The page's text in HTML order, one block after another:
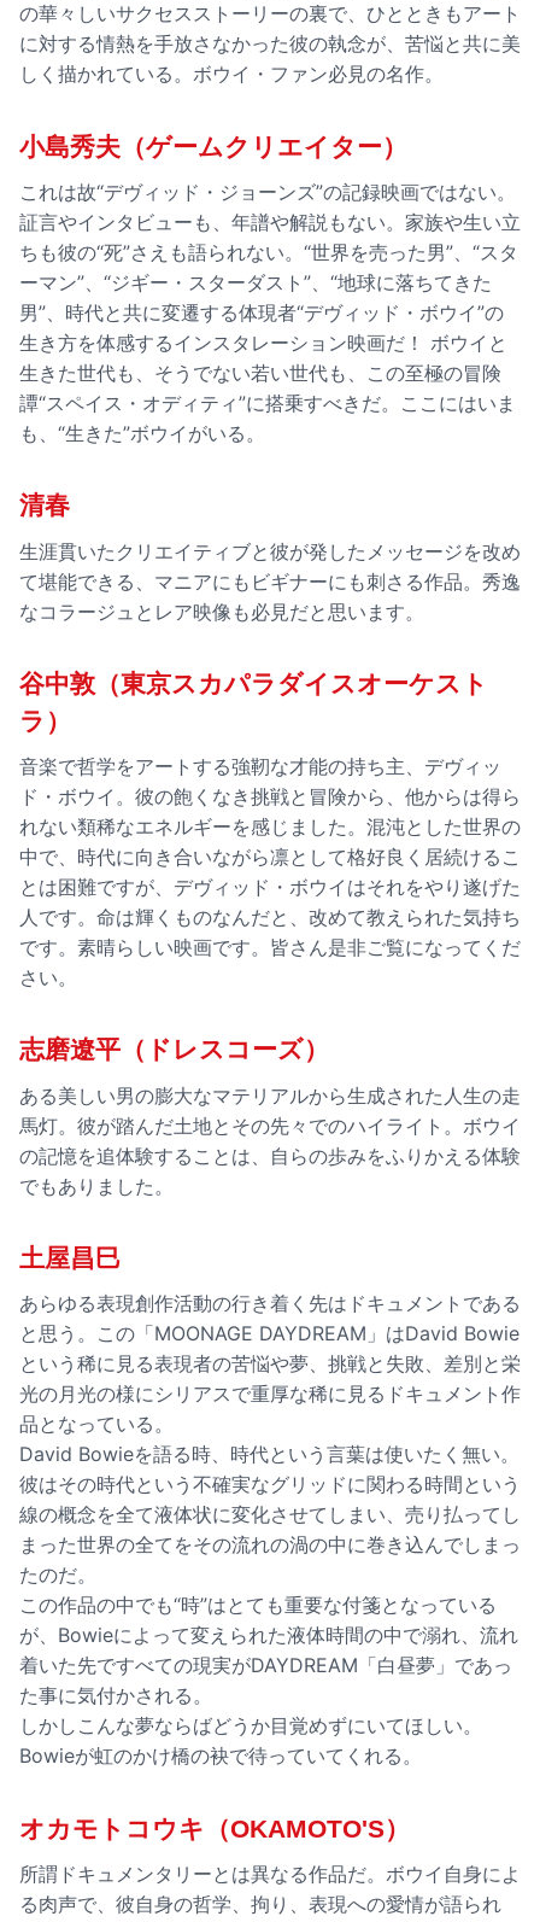
の華々しいサクセスストーリーの裏で、ひとときもアート
に対する情熱を手放さなかった彼の執念が、苦悩と共に美
しく描かれている。ボウイ・ファン必見の名作。
小島秀夫（ゲームクリエイター）
これは故“デヴィッド・ジョーンズ”の記録映画ではない。
証言やインタビューも、年譜や解説もない。家族や生い立
ちも彼の“死”さえも語られない。“世界を売った男”、“スタ
ーマン”、“ジギー・スターダスト”、“地球に落ちてきた
男”、時代と共に変遷する体現者“デヴィッド・ボウイ”の
生き方を体感するインスタレーション映画だ！ ボウイと
生きた世代も、そうでない若い世代も、この至極の冒険
譚“スペイス・オディティ”に搭乗すべきだ。ここにはいま
も、“生きた”ボウイがいる。
清春
生涯貫いたクリエイティブと彼が発したメッセージを改め
て堪能できる、マニアにもビギナーにも刺さる作品。秀逸
なコラージュとレア映像も必見だと思います。
谷中敦（東京スカパラダイスオーケスト
ラ）
音楽で哲学をアートする強靭な才能の持ち主、デヴィッ
ド・ボウイ。彼の飽くなき挑戦と冒険から、他からは得ら
れない類稀なエネルギーを感じました。混沌とした世界の
中で、時代に向き合いながら凛として格好良く居続けるこ
とは困難ですが、デヴィッド・ボウイはそれをやり遂げた
人です。命は輝くものなんだと、改めて教えられた気持ち
です。素晴らしい映画です。皆さん是非ご覧になってくだ
さい。
志磨遼平（ドレスコーズ）
ある美しい男の膨大なマテリアルから生成された人生の走
馬灯。彼が踏んだ土地とその先々でのハイライト。ボウイ
の記憶を追体験することは、自らの歩みをふりかえる体験
でもありました。
土屋昌巳
あらゆる表現創作活動の行き着く先はドキュメントである
と思う。この「MOONAGE DAYDREAM」はDavid Bowie
という稀に見る表現者の苦悩や夢、挑戦と失敗、差別と栄
光の月光の様にシリアスで重厚な稀に見るドキュメント作
品となっている。
David Bowieを語る時、時代という言葉は使いたく無い。
彼はその時代という不確実なグリッドに関わる時間という
線の概念を全て液体状に変化させてしまい、売り払ってし
まった世界の全てをその流れの渦の中に巻き込んでしまっ
たのだ。
この作品の中でも“時”はとても重要な付箋となっている
が、Bowieによって変えられた液体時間の中で溺れ、流れ
着いた先ですべての現実がDAYDREAM「白昼夢」であっ
た事に気付かされる。
しかしこんな夢ならばどうか目覚めずにいてほしい。
Bowieが虹のかけ橋の袂で待っていてくれる。
オカモトコウキ（OKAMOTO'S）
所謂ドキュメンタリーとは異なる作品だ。ボウイ自身によ
る肉声で、彼自身の哲学、拘り、表現への愛情が語られ